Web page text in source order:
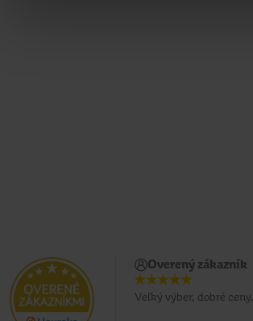
Overený zákazník
Veľký výber, dobré ceny.